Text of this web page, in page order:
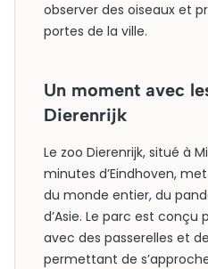
observer des oiseaux et
portes de la ville.
Un moment avec
Dierenrijk
Le zoo Dierenrijk, situé à
minutes d’Eindhoven,
du monde entier, du
d’Asie. Le parc est
avec des passerelles et
permettant de